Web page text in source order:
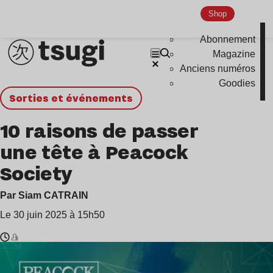
Shop
Abonnement
Magazine
Anciens numéros
Goodies
Sorties et événements
10 raisons de passer
une tête à Peacock
Society
Par Siam CATRAIN
Le 30 juin 2025 à 15h50
TempsUnderworld